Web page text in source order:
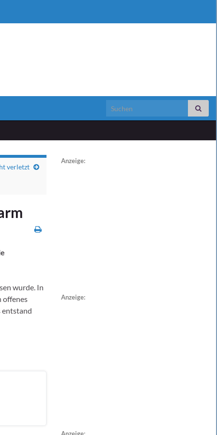
Search for:
verletzt
wurde. In
offenes
entstand
Anzeige:
Anzeige: